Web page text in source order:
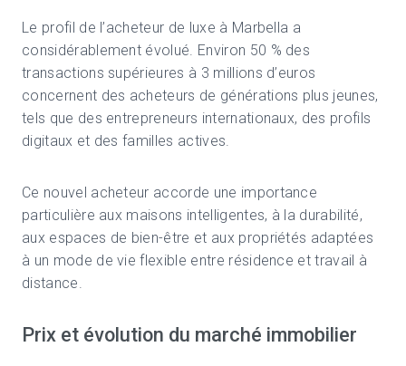
Le profil de l’acheteur de luxe à Marbella a
considérablement évolué. Environ 50 % des
transactions supérieures à 3 millions d’euros
concernent des acheteurs de générations plus jeunes,
tels que des entrepreneurs internationaux, des profils
digitaux et des familles actives.
Ce nouvel acheteur accorde une importance
particulière aux maisons intelligentes, à la durabilité,
aux espaces de bien-être et aux propriétés adaptées
à un mode de vie flexible entre résidence et travail à
distance.
Prix et évolution du marché immobilier